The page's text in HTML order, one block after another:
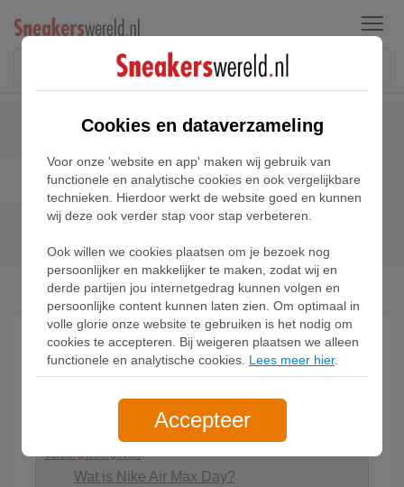
Menu
Nike Air Max Day
Home Blog Nike Air Max Day
Kom hier achter wat 'Nike Air Max Day' precies
inhoudt en ontdek deze hype.
Inhoud van deze blog
verberg/weergeven
Wat is Nike Air Max Day?
Cookies en dataverzameling
Voor onze 'website en app' maken wij gebruik van
functionele en analytische cookies en ook vergelijkbare
technieken. Hierdoor werkt de website goed en kunnen
wij deze ook verder stap voor stap verbeteren.
Ook willen we cookies plaatsen om je bezoek nog
persoonlijker en makkelijker te maken, zodat wij en
derde partijen jou internetgedrag kunnen volgen en
persoonlijke content kunnen laten zien. Om optimaal in
volle glorie onze website te gebruiken is het nodig om
cookies te accepteren. Bij weigeren plaatsen we alleen
functionele en analytische cookies. Lees meer hier.
Accepteer